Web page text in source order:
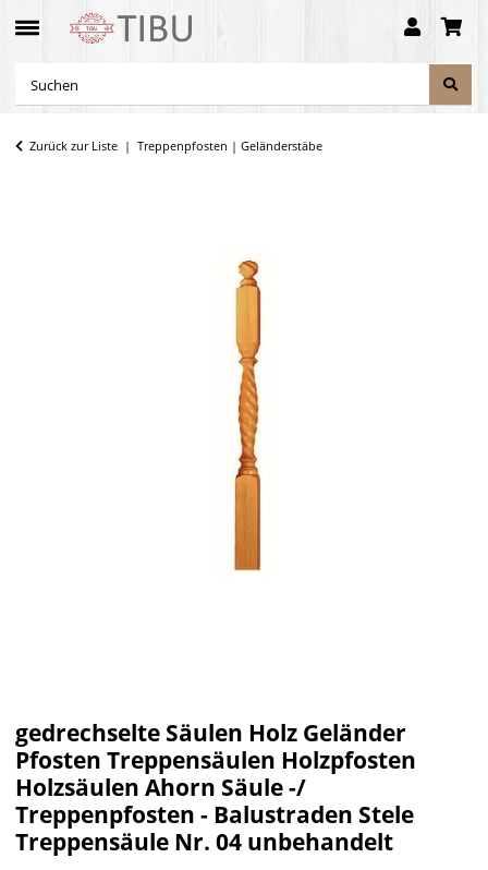
Zurück zur Liste Treppenpfosten | Geländerstäbe
gedrechselte Säulen Holz Geländer
Pfosten Treppensäulen Holzpfosten
Holzsäulen Ahorn Säule -/
Treppenpfosten - Balustraden Stele
Treppensäule Nr. 04 unbehandelt